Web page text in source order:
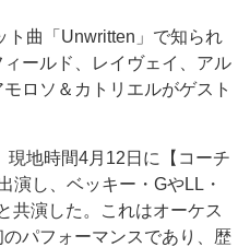
曲「Unwritten」で知られ
ールド、レイヴェイ、アル
ロソ＆カトリエルがゲスト
地時間4月12日に【コーチ
演し、ベッキー・GやLL・
共演した。これはオーケス
パフォーマンスであり、歴